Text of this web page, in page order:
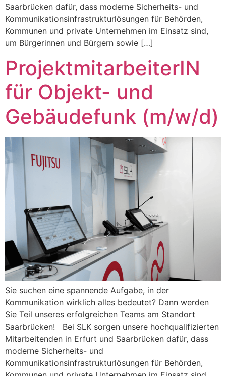
Saarbrücken dafür, dass moderne Sicherheits- und
Kommunikationsinfrastrukturlösungen für Behörden,
Kommunen und private Unternehmen im Einsatz sind,
um Bürgerinnen und Bürgern sowie […]
ProjektmitarbeiterIN
für Objekt- und
Gebäudefunk (m/w/d)
Sie suchen eine spannende Aufgabe, in der
Kommunikation wirklich alles bedeutet? Dann werden
Sie Teil unseres erfolgreichen Teams am Standort
Saarbrücken! Bei SLK sorgen unsere hochqualifizierten
Mitarbeitenden in Erfurt und Saarbrücken dafür, dass
moderne Sicherheits- und
Kommunikationsinfrastrukturlösungen für Behörden,